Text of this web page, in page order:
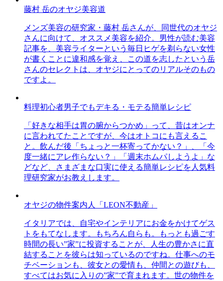
藤村 岳のオヤジ美容道
メンズ美容の研究家・藤村 岳さんが、同世代のオヤジ
さんに向けて、オススメ美容を紹介。男性が読む美容
記事を、美容ライターという毎日ヒゲを剃らない女性
が書くことに違和感を覚え、この道を志したという岳
さんのセレクトは、オヤジにとってのリアルそのもの
ですよ。
料理初心者男子でもデキる・モテる簡単レシピ
「好きな相手は胃の腑からつかめ」って、昔はオンナ
に言われてたことですが、今はオトコにも言えるこ
と。飲んだ後「ちょっと一杯寄ってかない？」、「今
度一緒にアレ作らない？」「週末ホムパしようよ」な
どなど、さまざまな口実に使える簡単レシピを人気料
理研究家がお教えします。
オヤジの物件案内人「LEON不動産」
イタリアでは、自宅やインテリアにお金をかけてゲス
トをもてなします。もちろん自らも。もっとも過ごす
時間の長い”家”に投資することが、人生の豊かさに直
結することを彼らは知っているのですね。仕事へのモ
チベーションも、彼女との愛情も、仲間との遊びも、
すべてはお気に入りの”家”で育まれます。世の物件を